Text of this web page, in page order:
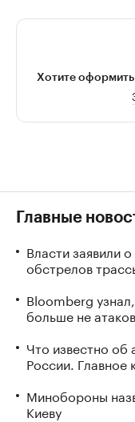
Хотите
Главные
Власти заявили
обстрелов
Bloomberg
больше не
Что известно об
России. Главное
Минобороны
Киеву